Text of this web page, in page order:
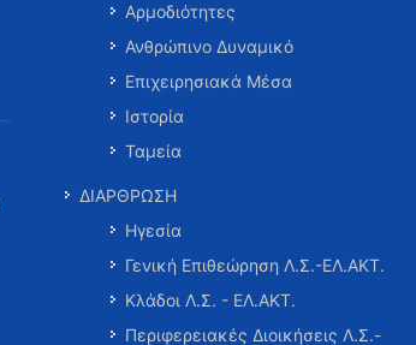
Αρμοδιότητες
Ανθρώπινο Δυναμικό
Επιχειρησιακά Μέσα
Ιστορία
Ταμεία
ΔΙΑΡΘΡΩΣΗ
Ηγεσία
Γενική Επιθεώρηση Λ.Σ.-ΕΛ.ΑΚΤ.
Κλάδοι Λ.Σ. - ΕΛ.ΑΚΤ.
Περιφερειακές Διοικήσεις Λ.Σ.-